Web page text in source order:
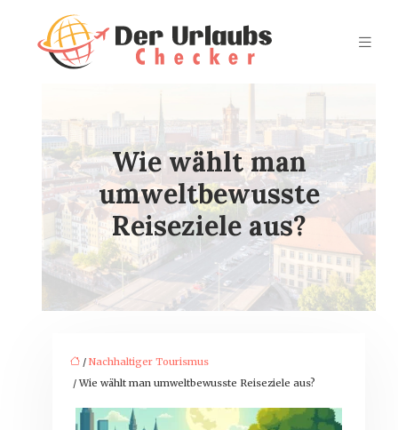
Wie wählt man
umweltbewusste
Reiseziele aus?
/Nachhaltiger Tourismus
/ Wie wählt man umweltbewusste Reiseziele aus?